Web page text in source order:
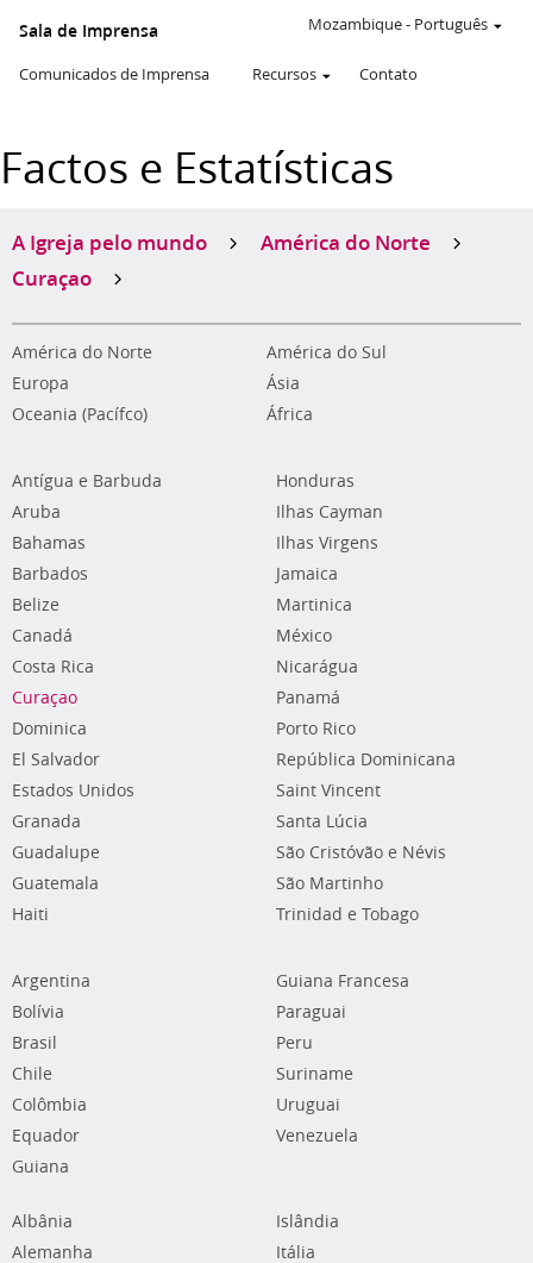
Sala de Imprensa
Comunicados de Imprensa Recursos Contato
Mozambique- Português
Factos e Estatísticas
A Igreja pelo mundo
América do Norte
Curaçao
América do Norte
América do Sul
Europa
Ásia
Oceania (Pacífco)
África
Antígua e Barbuda
Aruba
Bahamas
Barbados
Belize
Canadá
Costa Rica
Curaçao
Dominica
El Salvador
Estados Unidos
Granada
Guadalupe
Guatemala
Haiti
Honduras
Ilhas Cayman
Ilhas Virgens
Jamaica
Martinica
México
Nicarágua
Panamá
Porto Rico
República Dominicana
Saint Vincent
Santa Lúcia
São Cristóvão e Névis
São Martinho
Trinidad e Tobago
Argentina
Bolívia
Brasil
Chile
Colômbia
Equador
Guiana
Guiana Francesa
Paraguai
Peru
Suriname
Uruguai
Venezuela
Albânia
Alemanha
Islândia
Itália